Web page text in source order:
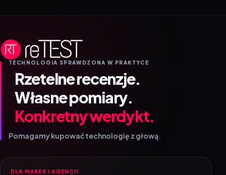
TECHNOLOGIA SPRAWDZONA W PRAKTYCE
Rzetelne recenzje.
Własne pomiary.
Konkretny werdykt.
Pomagamy kupować technologię z głową.
DLA MAREK I AGENCJI